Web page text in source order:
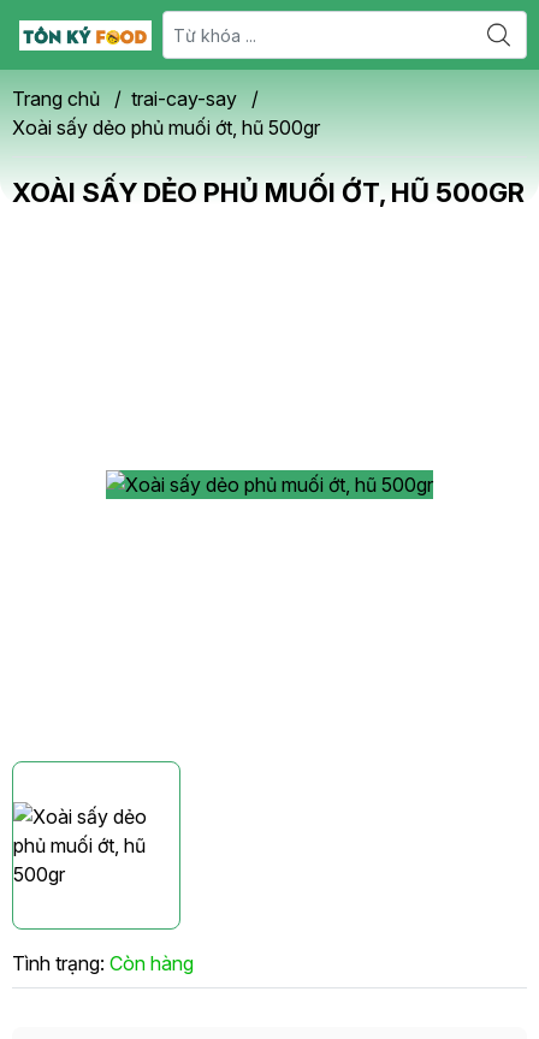
Trang chủ / trai-cay-say
/
Xoài sấy dẻo phủ muối ớt, hũ 500gr
XOÀI SẤY DẺO PHỦ MUỐI ỚT, HŨ 500GR
Tình trạng: Còn hàng